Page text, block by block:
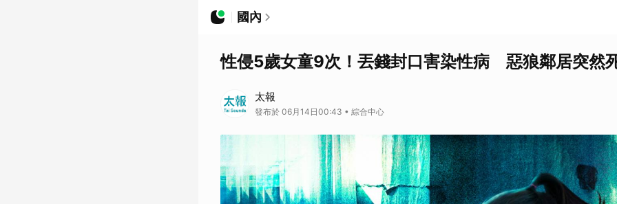
國內
性侵5歲女童9次！丟錢封口害染性病 惡狼鄰居突然
太報
發布於 06月14日00:43 • 綜合中心